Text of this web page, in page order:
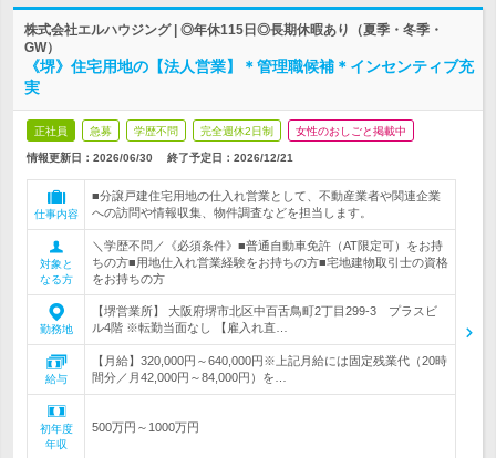
株式会社エルハウジング | ◎年休115日◎長期休暇あり（夏季・冬季・
GW）
《堺》住宅用地の【法人営業】＊管理職候補＊インセンティブ充
実
正社員 急募 学歴不問 完全週休2日制 女性のおしごと掲載中
情報更新日：2026/06/30 終了予定日： 2026/12/21
仕事内容
■分譲戸建住宅用地の仕入れ営業として、不動産業者や関連企業
への訪問や情報収集、物件調査などを担当します。
対象と
なる方
＼学歴不問／《必須条件》■普通自動車免許（AT限定可）をお持
ちの方■用地仕入れ営業経験をお持ちの方■宅地建物取引士の資格
をお持ちの方
勤務地
【堺営業所】 大阪府堺市北区中百舌鳥町2丁目299-3 プラスビ
ル4階 ※転勤当面なし 【雇入れ直…
給与
【月給】320,000円～640,000円※上記月給には固定残業代（20時
間分／月42,000円～84,000円）を…
初年度
年収
500万円～1000万円